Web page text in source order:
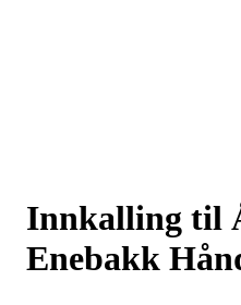
Innkalling til
Enebakk